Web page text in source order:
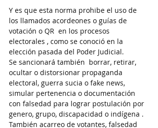
Y es que esta norma prohibe el uso de
los llamados acordeones o guías de
votación o QR  en los procesos
electorales , como se conoció en la
elección pasada del Poder Judicial.
Se sancionará también  borrar, retirar,
ocultar o distorsionar propaganda
electoral, guerra sucia o fake news,
simular pertenencia o documentación
con falsedad para lograr postulación por
genero, grupo, discapacidad o indígena .
También acarreo de votantes, falsedad